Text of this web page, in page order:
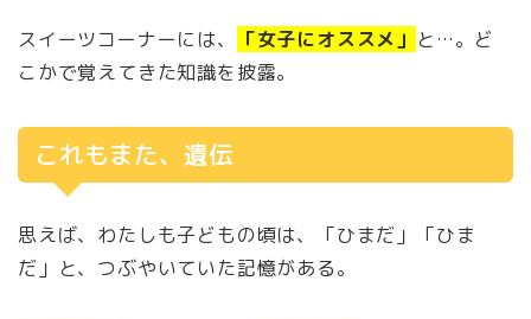
スイーツコーナーには、 「女子にオススメ」 と…。ど
こかで覚えてきた知識を披露。
これもまた、遺伝
思えば、わたしも子どもの頃は、「ひまだ」「ひま
だ」と、つぶやいていた記憶がある。